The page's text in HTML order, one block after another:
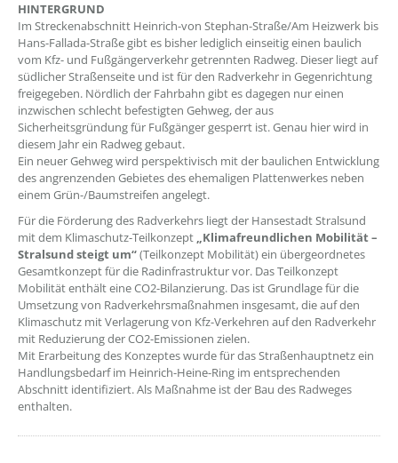
HINTERGRUND
Im Streckenabschnitt Heinrich-von Stephan-Straße/Am Heizwerk bis
Hans-Fallada-Straße gibt es bisher lediglich einseitig einen baulich
vom Kfz- und Fußgängerverkehr getrennten Radweg. Dieser liegt auf
südlicher Straßenseite und ist für den Radverkehr in Gegenrichtung
freigegeben. Nördlich der Fahrbahn gibt es dagegen nur einen
inzwischen schlecht befestigten Gehweg, der aus
Sicherheitsgründung für Fußgänger gesperrt ist. Genau hier wird in
diesem Jahr ein Radweg gebaut.
Ein neuer Gehweg wird perspektivisch mit der baulichen Entwicklung
des angrenzenden Gebietes des ehemaligen Plattenwerkes neben
einem Grün-/Baumstreifen angelegt.
Für die Förderung des Radverkehrs liegt der Hansestadt Stralsund
mit dem Klimaschutz-Teilkonzept „Klimafreundlichen Mobilität –
Stralsund steigt um“(Teilkonzept Mobilität) ein übergeordnetes
Gesamtkonzept für die Radinfrastruktur vor. Das Teilkonzept
Mobilität enthält eine CO2-Bilanzierung. Das ist Grundlage für die
Umsetzung von Radverkehrsmaßnahmen insgesamt, die auf den
Klimaschutz mit Verlagerung von Kfz-Verkehren auf den Radverkehr
mit Reduzierung der CO2-Emissionen zielen.
Mit Erarbeitung des Konzeptes wurde für das Straßenhauptnetz ein
Handlungsbedarf im Heinrich-Heine-Ring im entsprechenden
Abschnitt identifiziert. Als Maßnahme ist der Bau des Radweges
enthalten.